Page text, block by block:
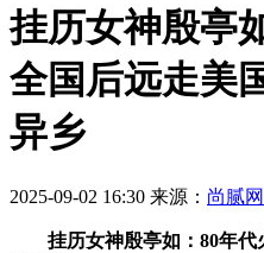
挂历女神殷亭
全国后远走美
异乡
2025-09-02 16:30 来源： 尚腻网
挂历女神殷亭如：80年